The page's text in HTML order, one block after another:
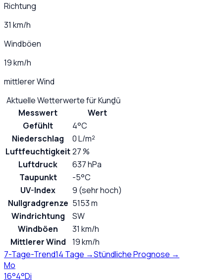
Richtung
31 km/h
Windböen
19 km/h
mittlerer Wind
Aktuelle Wetterwerte fürKunḏū
Messwert
Wert
Gefühlt
4°C
Niederschlag
0 L/m²
Luftfeuchtigkeit27 %
Luftdruck
637 hPa
Taupunkt
-5°C
UV-Index
9 (sehr hoch)
Nullgradgrenze 5153 m
Windrichtung
SW
Windböen
31 km/h
Mittlerer Wind
19 km/h
7-Tage-Trend14 Tage →Stündliche Prognose →
Mo
16°4°Di